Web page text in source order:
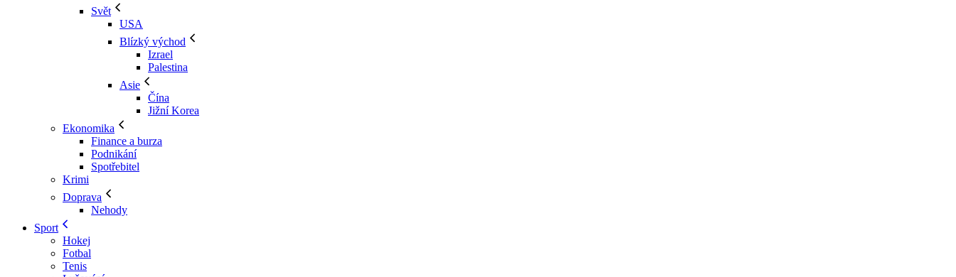
Svět
USA
Blízký východ
Izrael
Palestina
Asie
Čína
Jižní Korea
Ekonomika
Finance a burza
Podnikání
Spotřebitel
Krimi
Doprava
Nehody
Sport
Hokej
Fotbal
Tenis